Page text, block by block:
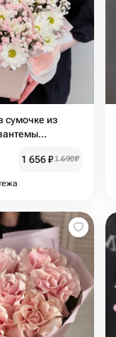
сумочке из
1 656₽1 690₽